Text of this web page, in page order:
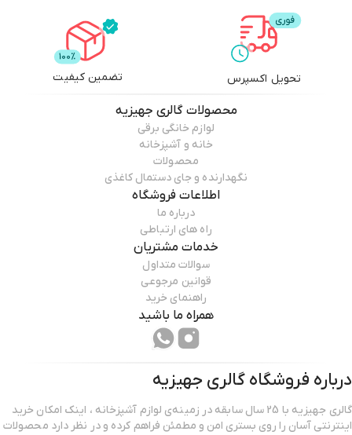
تحویل اکسپرس تضمین کیفیت
محصولاتگالری جهیزیه
لوازم خانگی برقی
خانه و آشپزخانه
محصولات
نگهدارنده و جای دستمال کاغذی
اطلاعات فروشگاه
درباره ما
راه های ارتباطی
خدمات مشتریان
سوالات متداول
قوانین مرجوعی
راهنمای خرید
همراه ما باشید
درباره فروشگاه گالری جهیزیه
گالری جهیزیه با 25 سال سابقه در زمینه‌ی لوازم آشپزخانه ، اینک امکان خرید
اینترنتی آسان را روی بستری امن و مطمئن فراهم کرده و در نظر دارد محصولات